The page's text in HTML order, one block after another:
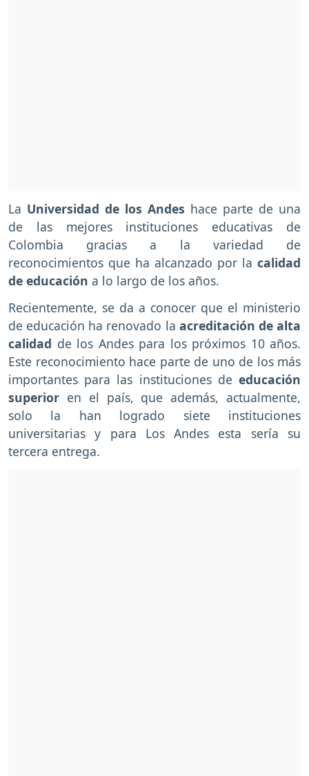
La Universidad de los Andes hace parte de una
de las mejores instituciones educativas de
Colombia gracias a la variedad de
reconocimientos que ha alcanzado por la calidad
de educación a lo largo de los años.
Recientemente, se da a conocer que el ministerio
de educación ha renovado la acreditación de alta
calidad de los Andes para los próximos 10 años.
Este reconocimiento hace parte de uno de los más
importantes para las instituciones de educación
superior en el país, que además, actualmente,
solo la han logrado siete instituciones
universitarias y para Los Andes esta sería su
tercera entrega.